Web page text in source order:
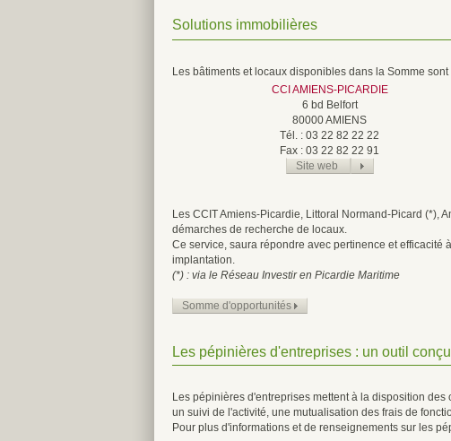
Solutions immobilières
Les bâtiments et locaux disponibles dans la Somme
CCI AMIENS-PICARDIE
6 bd Belfort
80000 AMIENS
Tél. : 03 22 82 22 22
Fax : 03 22 82 22 91
Site web
Les CCIT Amiens-Picardie, Littoral Normand-Picard (*),
démarches de recherche de locaux.
Ce service, saura répondre avec pertinence et efficacité
implantation.
(*) : via le Réseau Investir en Picardie Maritime
Somme d'opportunités
Les pépinières d'entreprises : un outil
Les pépinières d'entreprises mettent à la disposition
un suivi de l'activité, une mutualisation des frais de
Pour plus d'informations et de renseignements sur les